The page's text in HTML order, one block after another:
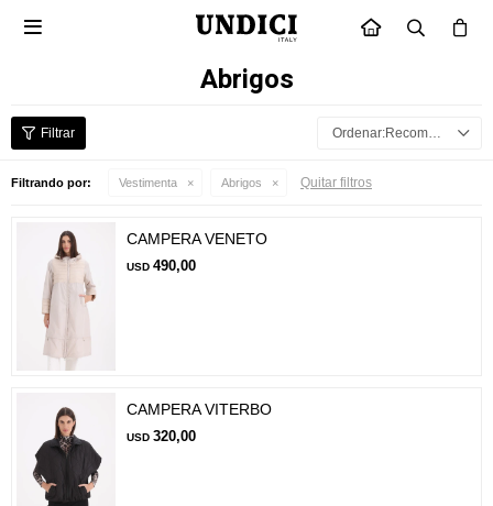
INICIO

Abrigos
Recomendados
Filtrando por: Vestimenta Abrigos Quitar filtros
CAMPERA VENETO
USD 490,00
CAMPERA VITERBO
USD 320,00